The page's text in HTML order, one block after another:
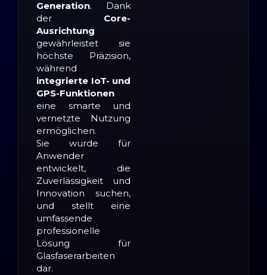
Generation. Dank
der Core-
Ausrichtung
gewährleistet sie
höchste Präzision,
während
integrierte IoT- und
GPS-Funktionen
eine smarte und
vernetzte Nutzung
ermöglichen.
Sie wurde für
Anwender
entwickelt, die
Zuverlässigkeit und
Innovation suchen,
und stellt eine
umfassende
professionelle
Lösung für
Glasfaserarbeiten
dar.